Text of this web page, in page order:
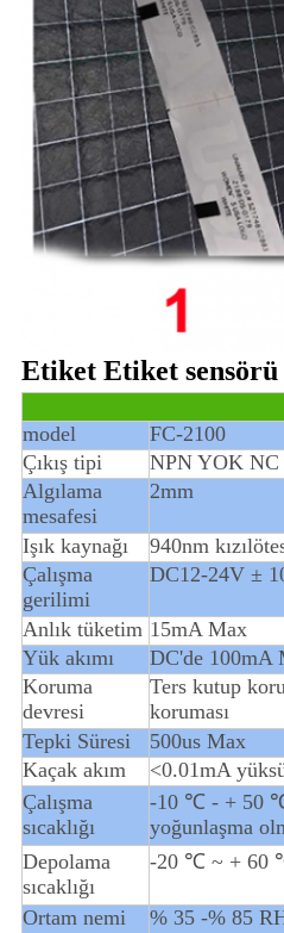
Etiket Etiket
model
FC-2100
Çıkış tipi
NPN YOK NC
Algılama
mesafesi
2mm
Işık kaynağı
940nm
Çalışma
gerilimi
DC12-24V ±
Anlık tüketim 15mA Max
Yük akımı
DC'de 100mA
Koruma
devresi
Ters kutup
koruması
Tepki Süresi
500us Max
Kaçak akım
<0.01mA
Çalışma
sıcaklığı
-10 ℃ - + 50 ℃
yoğunlaşma
Depolama
sıcaklığı
-20 ℃ ~ + 60
Ortam nemi
% 35 -% 85